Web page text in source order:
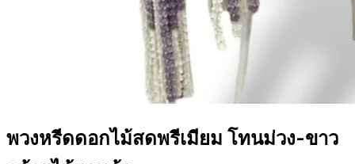
พวงหรีดดอกไม้สดพรีเมียม โทนม่วง-ขาว